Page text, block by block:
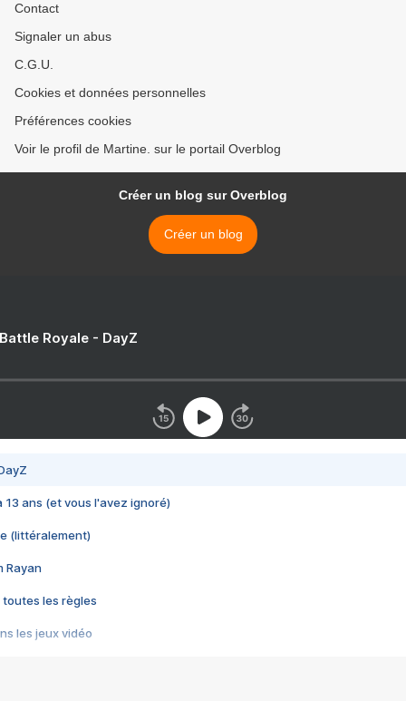
Contact
Signaler un abus
C.G.U.
Cookies et données personnelles
Préférences cookies
Voir le profil de Martine. sur le portail Overblog
Créer un blog sur Overblog
Créer un blog
Royale - DayZ
13 ans (et vous l'avez ignoré)
(littéralement)
Rayan
toutes les règles
les jeux vidéo